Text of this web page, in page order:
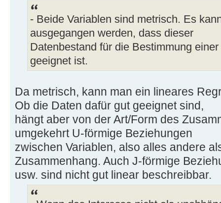
- Beide Variablen sind metrisch. Es
ausgegangen werden, dass dieser
Datenbestand für die Bestimmung
geeignet ist.
Da metrisch, kann man ein lineares
Ob die Daten dafür gut geeignet sind,
hängt aber von der Art/Form des
umgekehrt U-förmige Beziehungen
zwischen Variablen, also alles andere
Zusammenhang. Auch J-förmige
usw. sind nicht gut linear beschreibbar.